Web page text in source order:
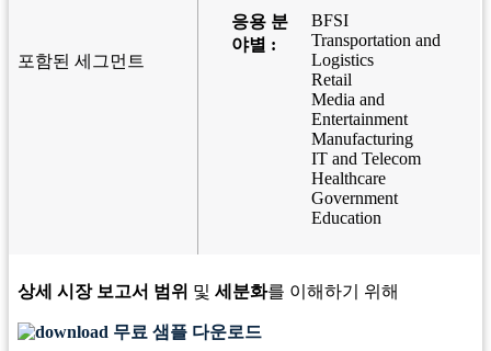
포함된 세그먼트
응용 분
야별 :
BFSI
Transportation and
Logistics
Retail
Media and
Entertainment
Manufacturing
IT and Telecom
Healthcare
Government
Education
상세 시장 보고서 범위 및 세분화를 이해하기 위해
무료 샘플 다운로드